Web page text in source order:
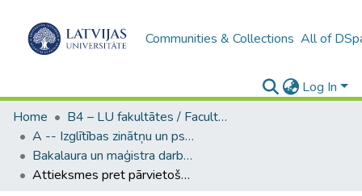
Communities & Collections All of
Log In
Home
B4 – LU fakultātes / Faculties of the UL
A -- Izglītības zinātņu un psiholoģijas fakultāte / Faculty of Education Sciences and Psychology
Bakalaura un maģistra darbi (PPMF) / Bachelor's and Master's theses
Attieksmes pret pārvietošanās veidiem un vidi saistībā ar apmierinātību ar ceļu uz darbu